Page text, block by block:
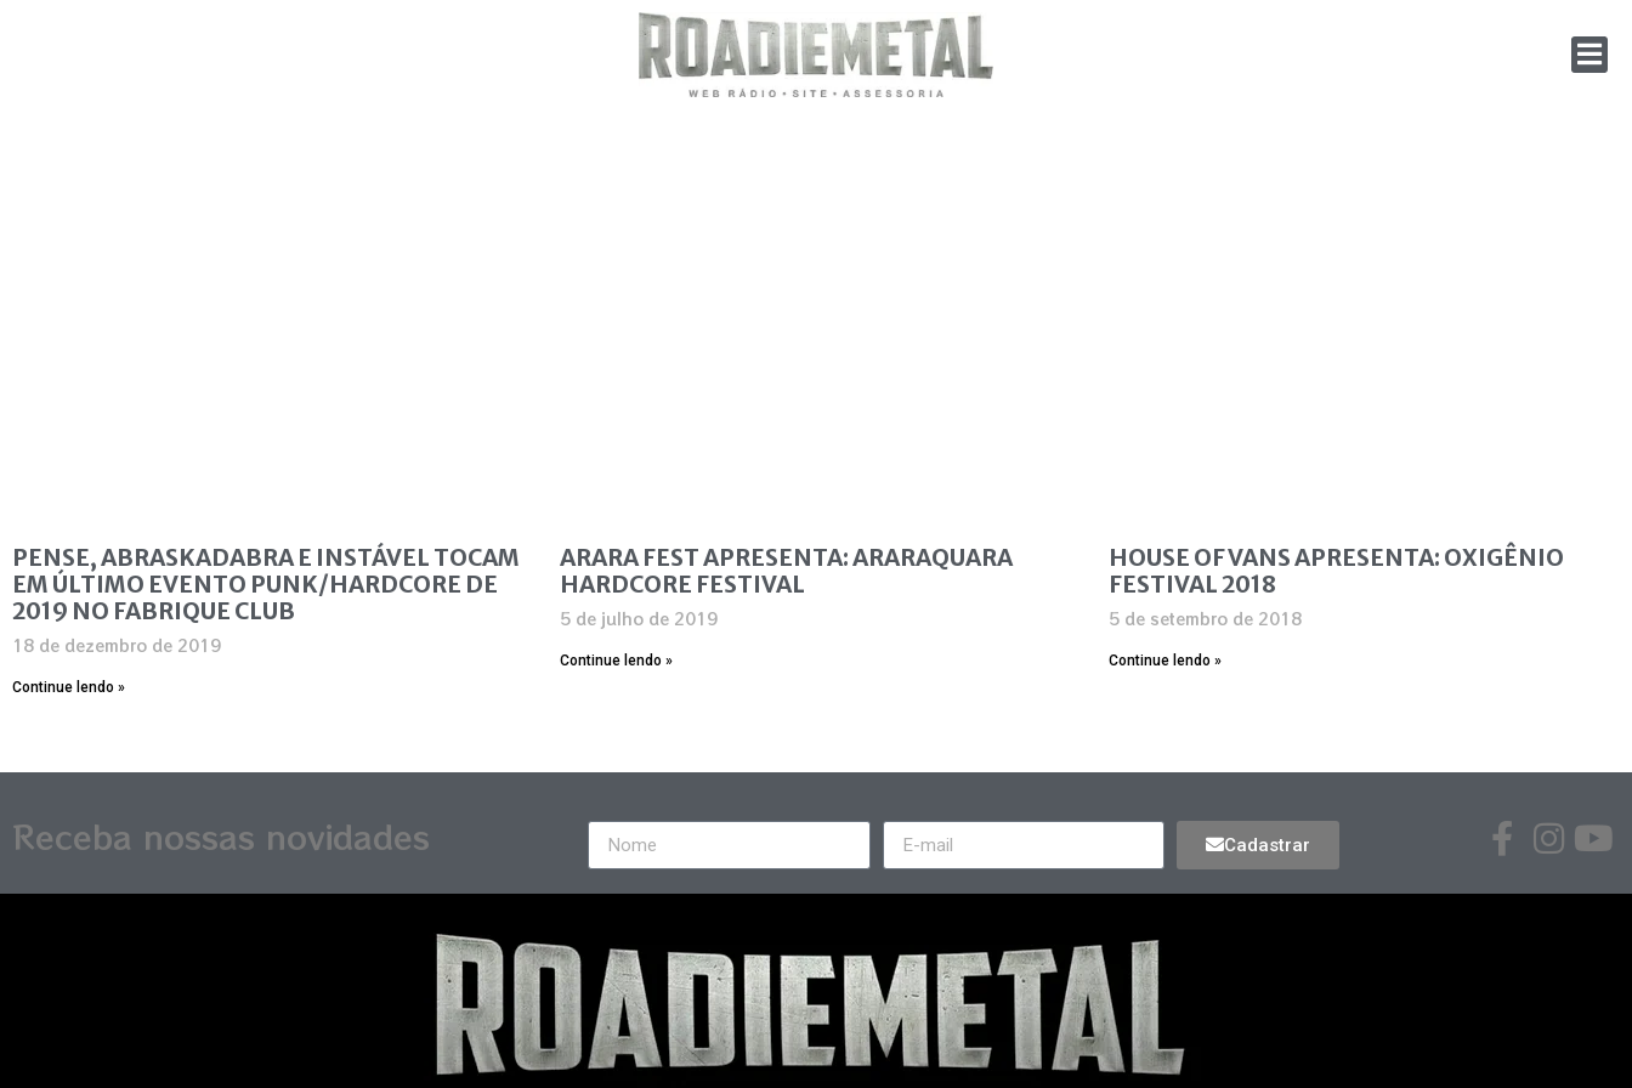
PENSE, ABRASKADABRA E INSTÁVEL TOCAM
EM ÚLTIMO EVENTO PUNK/HARDCORE DE
2019 NO FABRIQUE CLUB
18 de dezembro de 2019
Continue lendo »
ARARA FEST APRESENTA: ARARAQUARA
HARDCORE FESTIVAL
5 de julho de 2019
Continue lendo »
HOUSE OF VANS APRESENTA: OXIGÊNIO
FESTIVAL 2018
5 de setembro de 2018
Continue lendo »
Receba nossas novidades Cadastrar